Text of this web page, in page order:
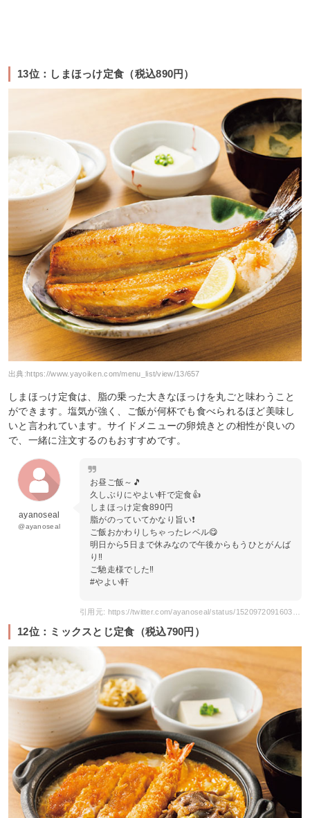
13位：しまほっけ定食（税込890円）
出典: https://www.yayoiken.com/menu_list/view/13/657
しまほっけ定食は、脂の乗った大きなほっけを丸ごと味わうこと
ができます。塩気が強く、ご飯が何杯でも食べられるほど美味し
いと言われています。サイドメニューの卵焼きとの相性が良いの
で、一緒に注文するのもおすすめです。
ayanoseal
@ayanoseal
お昼ご飯～🎵
久しぶりにやよい軒で定食👍
しまほっけ定食890円
脂がのっていてかなり旨い❗️
ご飯おかわりしちゃったレベル😋
明日から5日まで休みなので午後からもうひとがんば
り‼️
ご馳走様でした‼️
#やよい軒
12位：ミックスとじ定食（税込790円）